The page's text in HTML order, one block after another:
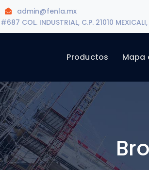
admin@fenla.mx
COL. INDUSTRIAL, C.P. 21010
Productos Mapa